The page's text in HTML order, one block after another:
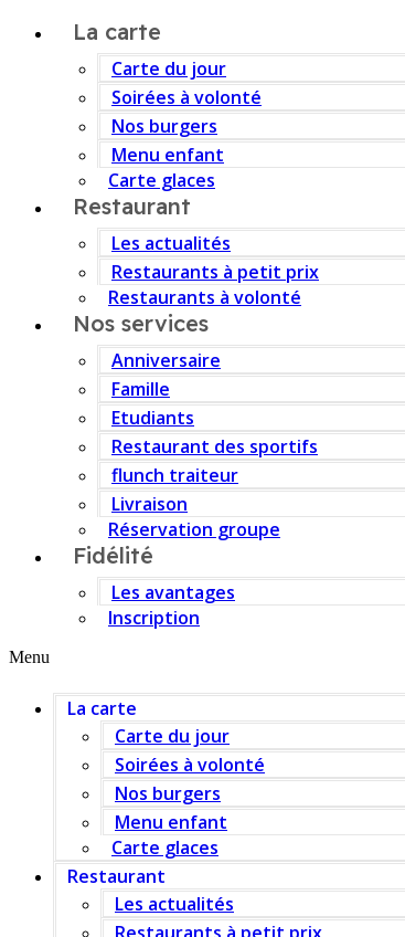
La carte
Carte du jour
Soirées à volonté
Nos burgers
Menu enfant
Carte glaces
Restaurant
Les actualités
Restaurants à petit prix
Restaurants à volonté
Nos services
Anniversaire
Famille
Etudiants
Restaurant des sportifs
flunch traiteur
Livraison
Réservation groupe
Fidélité
Les avantages
Inscription
Menu
La carte
Carte du jour
Soirées à volonté
Nos burgers
Menu enfant
Carte glaces
Restaurant
Les actualités